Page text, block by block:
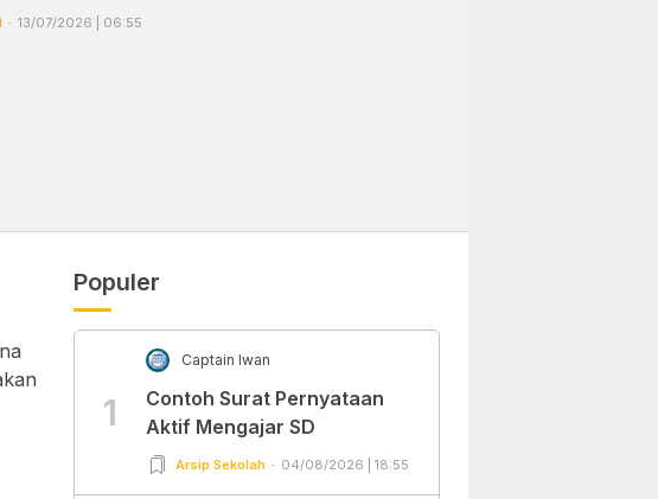
13/07/2026 | 06:55
Populer
1
Captain Iwan
Contoh Surat Pernyataan
Aktif Mengajar SD
Arsip Sekolah 04/08/2026 | 18:55